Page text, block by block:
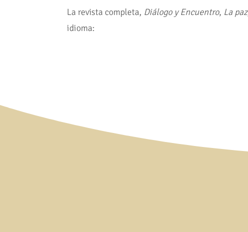
La revista completa, Diálogo y Encuentro, La
idioma: